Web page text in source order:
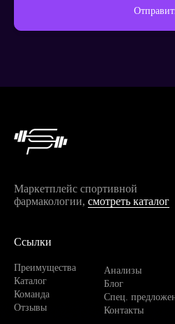
Маркетплейс спортивной
фармакологии, смотреть каталог
Ссылки
Преимущества
Каталог
Команда
Отзывы
Анализы
Блог
Спец.
Контакты